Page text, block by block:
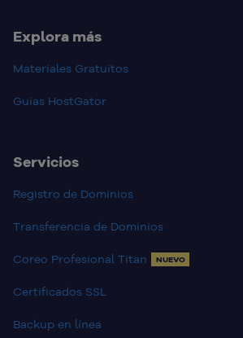
Explora más
Materiales Gratuitos
Guias HostGator
Servicios
Registro de Dominios
Transferencia de Dominios
Coreo Profesional Titan NUEVO
Certificados SSL
Backup en línea